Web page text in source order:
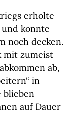
erholte
konnte
noch decken.
mit zumeist
ab,
in
blieben
auf Dauer